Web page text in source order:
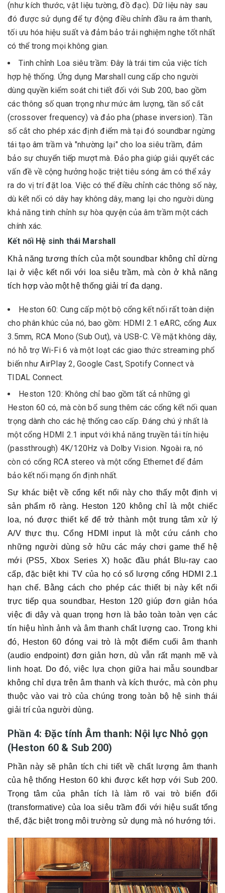
(như kích thước, vật liệu tường, đồ đạc). Dữ liệu này sau
đó được sử dụng để tự động điều chỉnh đầu ra âm thanh,
tối ưu hóa hiệu suất và đảm bảo trải nghiệm nghe tốt nhất
có thể trong mọi không gian.
Tinh chỉnh Loa siêu trầm: Đây là trái tim của việc tích
hợp hệ thống. Ứng dụng Marshall cung cấp cho người
dùng quyền kiểm soát chi tiết đối với Sub 200, bao gồm
các thông số quan trọng như mức âm lượng, tần số cắt
(crossover frequency) và đảo pha (phase inversion). Tần
số cắt cho phép xác định điểm mà tại đó soundbar ngừng
tái tạo âm trầm và "nhường lại" cho loa siêu trầm, đảm
bảo sự chuyển tiếp mượt mà. Đảo pha giúp giải quyết các
vấn đề về cộng hưởng hoặc triệt tiêu sóng âm có thể xảy
ra do vị trí đặt loa. Việc có thể điều chỉnh các thông số này,
dù kết nối có dây hay không dây, mang lại cho người dùng
khả năng tinh chỉnh sự hòa quyện của âm trầm một cách
chính xác.
Kết nối Hệ sinh thái Marshall
Khả năng tương thích của một soundbar không chỉ dừng
lại ở việc kết nối với loa siêu trầm, mà còn ở khả năng
tích hợp vào một hệ thống giải trí đa dạng.
Heston 60: Cung cấp một bộ cổng kết nối rất toàn diện
cho phân khúc của nó, bao gồm: HDMI 2.1 eARC, cổng Aux
3.5mm, RCA Mono (Sub Out), và USB-C. Về mặt không dây,
nó hỗ trợ Wi-Fi 6 và một loạt các giao thức streaming phổ
biến như AirPlay 2, Google Cast, Spotify Connect và
TIDAL Connect.
Heston 120: Không chỉ bao gồm tất cả những gì
Heston 60 có, mà còn bổ sung thêm các cổng kết nối quan
trọng dành cho các hệ thống cao cấp. Đáng chú ý nhất là
một cổng HDMI 2.1 input với khả năng truyền tải tín hiệu
(passthrough) 4K/120Hz và Dolby Vision. Ngoài ra, nó
còn có cổng RCA stereo và một cổng Ethernet để đảm
bảo kết nối mạng ổn định nhất.
Sự khác biệt về cổng kết nối này cho thấy một định vị
sản phẩm rõ ràng. Heston 120 không chỉ là một chiếc
loa, nó được thiết kế để trở thành một trung tâm xử lý
A/V thực thụ. Cổng HDMI input là một cứu cánh cho
những người dùng sở hữu các máy chơi game thế hệ
mới (PS5, Xbox Series X) hoặc đầu phát Blu-ray cao
cấp, đặc biệt khi TV của họ có số lượng cổng HDMI 2.1
hạn chế. Bằng cách cho phép các thiết bị này kết nối
trực tiếp qua soundbar, Heston 120 giúp đơn giản hóa
việc đi dây và quan trọng hơn là bảo toàn toàn vẹn các
tín hiệu hình ảnh và âm thanh chất lượng cao. Trong khi
đó, Heston 60 đóng vai trò là một điểm cuối âm thanh
(audio endpoint) đơn giản hơn, dù vẫn rất mạnh mẽ và
linh hoạt. Do đó, việc lựa chọn giữa hai mẫu soundbar
không chỉ dựa trên âm thanh và kích thước, mà còn phụ
thuộc vào vai trò của chúng trong toàn bộ hệ sinh thái
giải trí của người dùng.
Phần 4: Đặc tính Âm thanh: Nội lực Nhỏ gọn
(Heston 60 & Sub 200)
Phần này sẽ phân tích chi tiết về chất lượng âm thanh
của hệ thống Heston 60 khi được kết hợp với Sub 200.
Trọng tâm của phân tích là làm rõ vai trò biến đổi
(transformative) của loa siêu trầm đối với hiệu suất tổng
thể, đặc biệt trong môi trường sử dụng mà nó hướng tới.